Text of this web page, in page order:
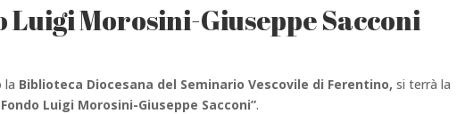
Morosini-Giuseppe Sacconi
la Biblioteca Diocesana del Seminario Vescovile di Ferentino, si terrà la
Luigi Morosini-Giuseppe Sacconi”.